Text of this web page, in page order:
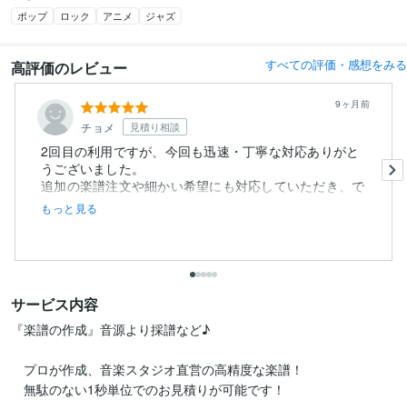
ポップ ロック アニメ ジャズ
高評価のレビュー すべての評価・感想をみる
チョメ 見積り相談
9ヶ月前
2回目の利用ですが、今回も迅速・丁寧な対応ありがと
うございました。
追加の楽譜注文や細かい希望にも対応していただき、で
き...
もっと見る
サービス内容
『楽譜の作成』音源より採譜など♪
プロが作成、音楽スタジオ直営の高精度な楽譜！
無駄のない1秒単位でのお見積りが可能です！